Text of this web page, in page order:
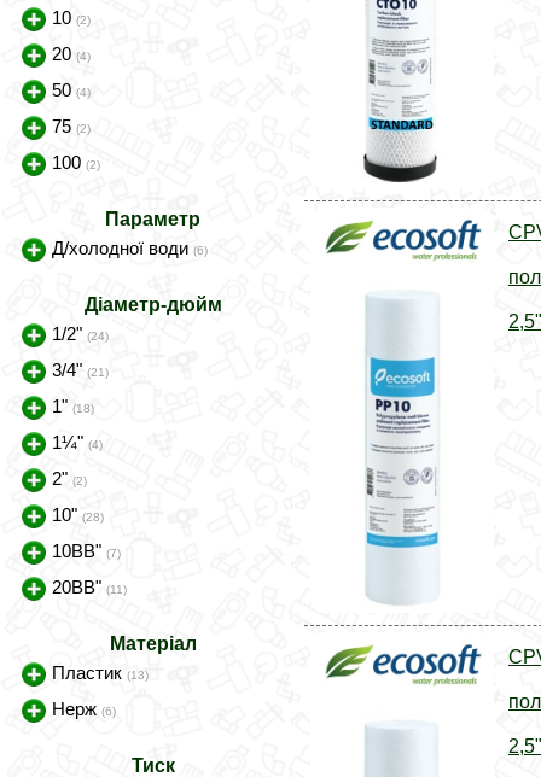
10 (2)
20 (4)
50 (4)
75 (2)
100 (2)
Параметр
Д/холодної води (6)
Діаметр-дюйм
1/2" (24)
3/4" (21)
1" (18)
1¼" (4)
2" (2)
10" (28)
10BB" (7)
20BB" (11)
Матеріал
Пластик (13)
Нерж (6)
Тиск